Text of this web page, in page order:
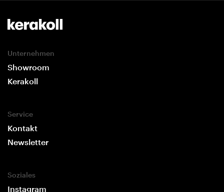
Unternehmen
Showroom
Kerakoll
Service
Kontakt
Newsletter
Soziales
Instagram